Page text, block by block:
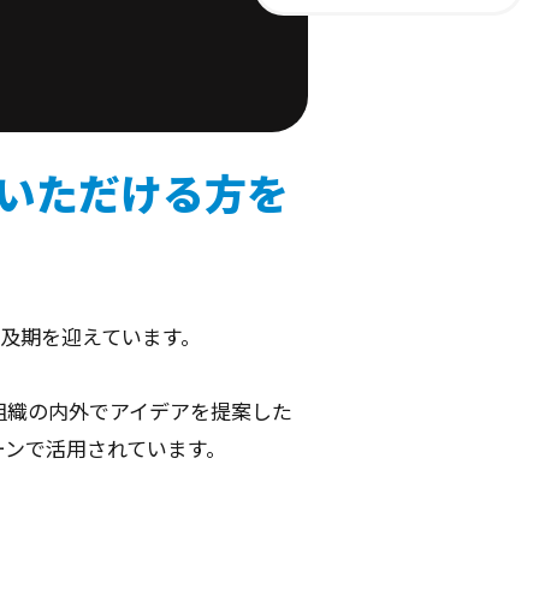
ただける方を
を迎えています。
の内外でアイデアを提案した
で活用されています。